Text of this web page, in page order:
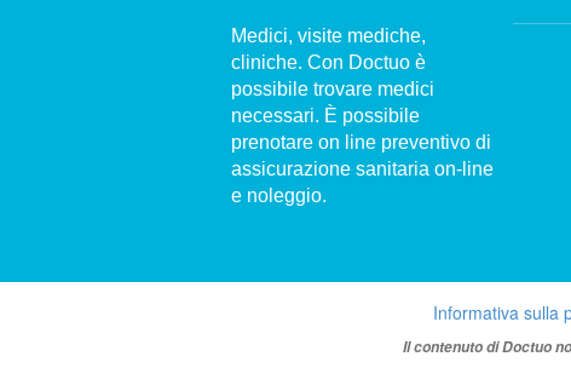
Medici, visite mediche,
cliniche. Con Doctuo è
possibile trovare medici
necessari. È possibile
prenotare on line preventivo di
assicurazione sanitaria on-line
e noleggio.
Informativa sulla
Il contenuto di Doctuo